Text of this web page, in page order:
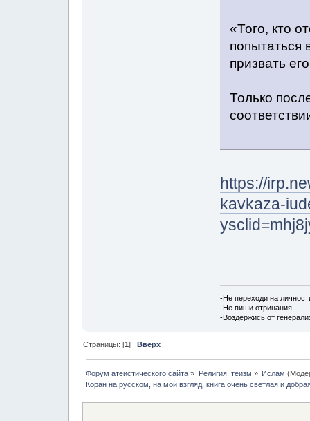
«Того, кто
попытаться
призвать
Только
https://
kavkaza-
-Не переходи на
-Не пиши отрицания
-Воздержись от
Страницы: [1]Вверх
Форум атеистического сайта » Религия, теизм » Ислам
Коран на русском, на мой взгляд, книга очень светлая и